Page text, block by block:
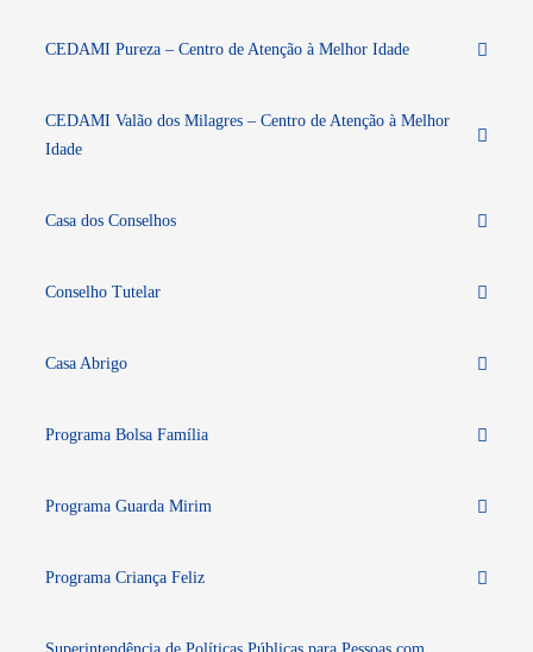
CEDAMI Pureza – Centro de Atenção à Melhor Idade
CEDAMI Valão dos Milagres – Centro de Atenção à Melhor
Idade
Casa dos Conselhos
Conselho Tutelar
Casa Abrigo
Programa Bolsa Família
Programa Guarda Mirim
Programa Criança Feliz